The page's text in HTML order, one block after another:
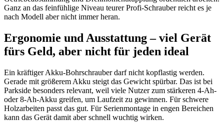
Ganz an das feinfühlige Niveau teurer Profi-Schrauber reicht es je
nach Modell aber nicht immer heran.
Ergonomie und Ausstattung – viel Gerät
fürs Geld, aber nicht für jeden ideal
Ein kräftiger Akku-Bohrschrauber darf nicht kopflastig werden.
Gerade mit größerem Akku steigt das Gewicht spürbar. Das ist bei
Parkside besonders relevant, weil viele Nutzer zum stärkeren 4-Ah-
oder 8-Ah-Akku greifen, um Laufzeit zu gewinnen. Für schwere
Holzarbeiten passt das gut. Für Serienmontage in engen Bereichen
kann das Gerät damit aber schnell wuchtig wirken.